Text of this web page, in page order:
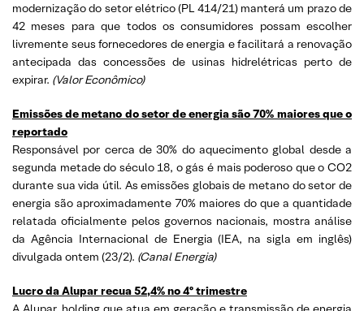
modernização do setor elétrico (PL 414/21) manterá um prazo de
42 meses para que todos os consumidores possam escolher
livremente seus fornecedores de energia e facilitará a renovação
antecipada das concessões de usinas hidrelétricas perto de
expirar. (Valor Econômico)
Emissões de metano do setor de energia são 70% maiores que o
reportado
Responsável por cerca de 30% do aquecimento global desde a
segunda metade do século 18, o gás é mais poderoso que o CO2
durante sua vida útil. As emissões globais de metano do setor de
energia são aproximadamente 70% maiores do que a quantidade
relatada oficialmente pelos governos nacionais, mostra análise
da Agência Internacional de Energia (IEA, na sigla em inglês)
divulgada ontem (23/2). (Canal Energia)
Lucro da Alupar recua 52,4% no 4º trimestre